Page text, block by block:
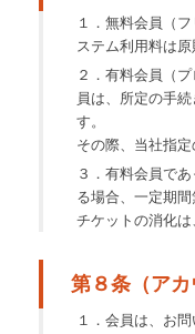
１．無料会員（
ステム利用料は原
２．有料会員（
員は、所定の手
す。
その際、当社指定
３．有料会員で
る場合、一定期間
チケットの消化は
第８条（アカ
１．会員は、お